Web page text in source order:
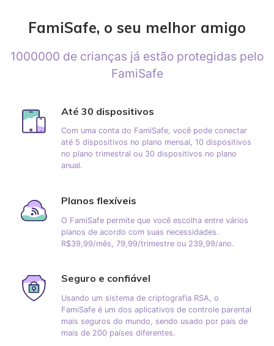
FamiSafe, o seu melhor amigo
1000000 de crianças já estão protegidas pelo
FamiSafe
Até 30 dispositivos
Com uma conta do FamiSafe, você pode conectar
até 5 dispositivos no plano mensal, 10 dispositivos
no plano trimestral ou 30 dispositivos no plano
anual.
Planos flexíveis
O FamiSafe permite que você escolha entre vários
planos de acordo com suas necessidades.
R$39,99/mês, 79,99/trimestre ou 239,99/ano.
Seguro e confiável
Usando um sistema de criptografia RSA, o
FamiSafe é um dos aplicativos de controle parental
mais seguros do mundo, sendo usado por pais de
mais de 200 países diferentes.